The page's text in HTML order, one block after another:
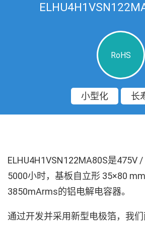
RoHS
小型化 长
ELHU4H1VSN122MA80S是475V
5000小时，基板自立形 35×80
3850mArms的铝电解电容器。
通过开发并采用新型电极箔，我